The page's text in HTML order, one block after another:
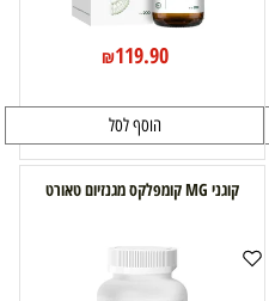
₪119.90
הוסף לסל
קוגני MG קומפלקס מגנזיום טאורט